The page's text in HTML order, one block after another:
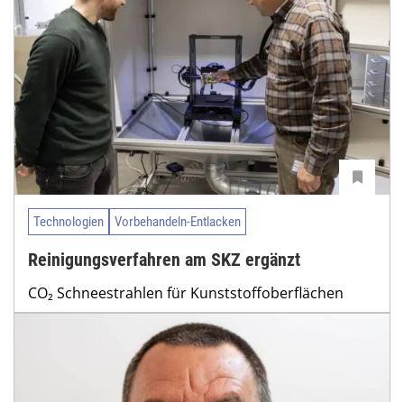
Technologien Vorbehandeln-Entlacken
Reinigungsverfahren am SKZ ergänzt
CO₂ Schneestrahlen für Kunststoffoberflächen